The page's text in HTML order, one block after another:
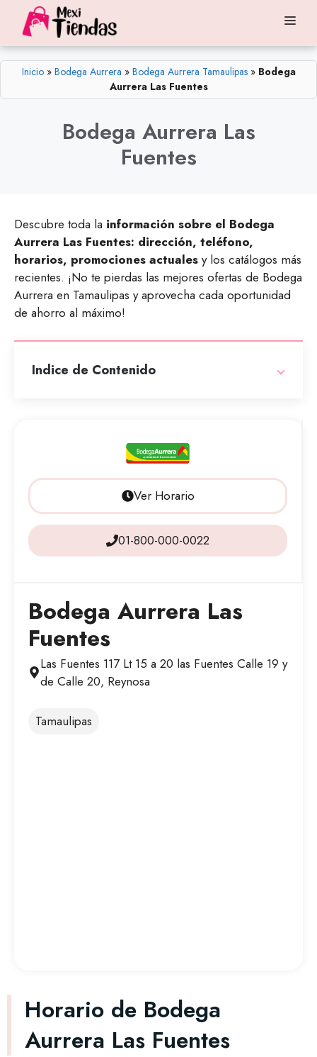
contenido
Inicio» Bodega Aurrera » Bodega Aurrera Tamaulipas» Bodega
Aurrera Las Fuentes
Bodega Aurrera Las
Fuentes
Descubre toda la información sobre el Bodega
Aurrera Las Fuentes: dirección, teléfono,
horarios, promociones actuales y los catálogos más
recientes. ¡No te pierdas las mejores ofertas de Bodega
Aurrera en Tamaulipas y aprovecha cada oportunidad
de ahorro al máximo!
Indice de Contenido
Ver Horario
01-800-000-0022
Bodega Aurrera Las
Fuentes
Las Fuentes 117 Lt 15 a 20 las Fuentes Calle 19 y
de Calle 20, Reynosa
Tamaulipas
Horario de Bodega
Aurrera Las Fuentes